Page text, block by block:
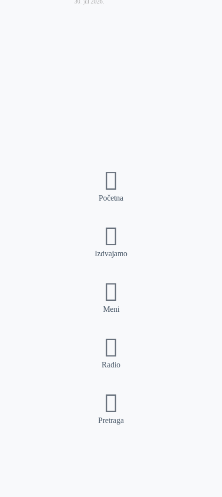
30. jul 2026.
Početna
Izdvajamo
Meni
Radio
Pretraga